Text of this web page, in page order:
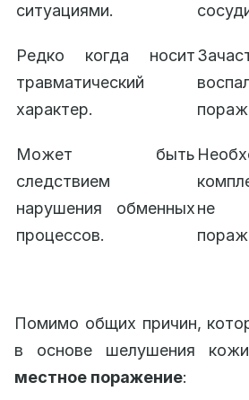
ситуациями.
Редко когда носит
травматический
характер.
Может быть
следствием
нарушения обменных
процессов.
не
Помимо общих причин,
в основе шелушения
местное поражение: